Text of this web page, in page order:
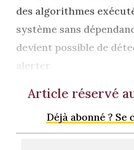
des algorithmes
système sans
devient possible de
alerter
Article réservé
Déjà abonné ? Se